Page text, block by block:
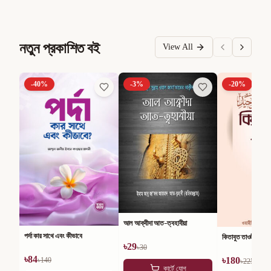
নতুন প্রকাশিত বই View All
-40%
পর্দা কার সাথে এবং কীভাবে
৳84৳140
-3%
আল আক্বীদা আত-ত্বহাবীয়া
৳29৳30
কার্টে যোগ
-20%
কিতাবুত তাওহীদ
৳180৳225